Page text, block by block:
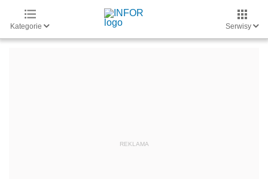
Kategorie Serwisy